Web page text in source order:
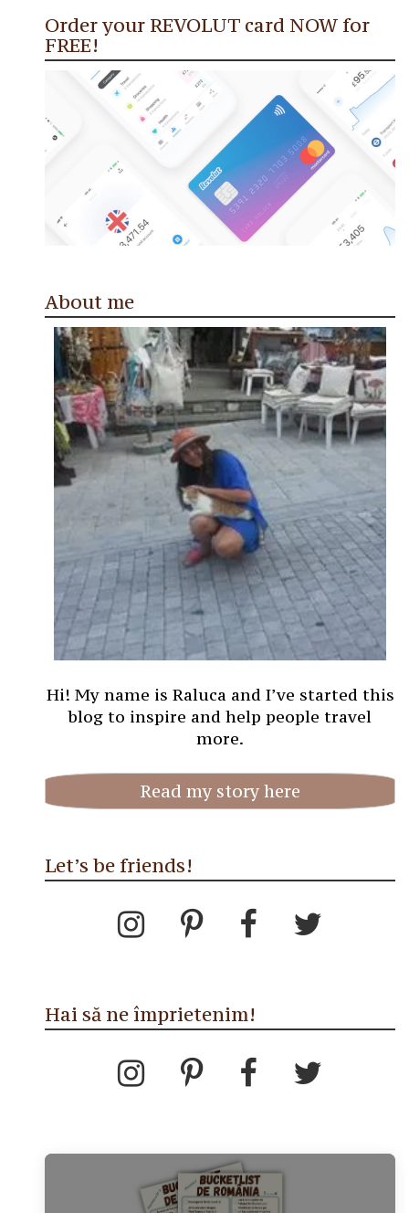
Order your REVOLUT card NOW for
FREE!
About me
Hi! My name is Raluca and I’ve started this
blog to inspire and help people travel
more.
Read my story here
Let’s be friends!
Hai să ne împrietenim!